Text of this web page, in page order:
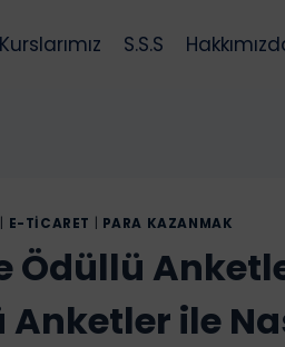
Kurslarımız S.S.S
E-TICARET PARA KAZANMAK
Ödüllü
ile